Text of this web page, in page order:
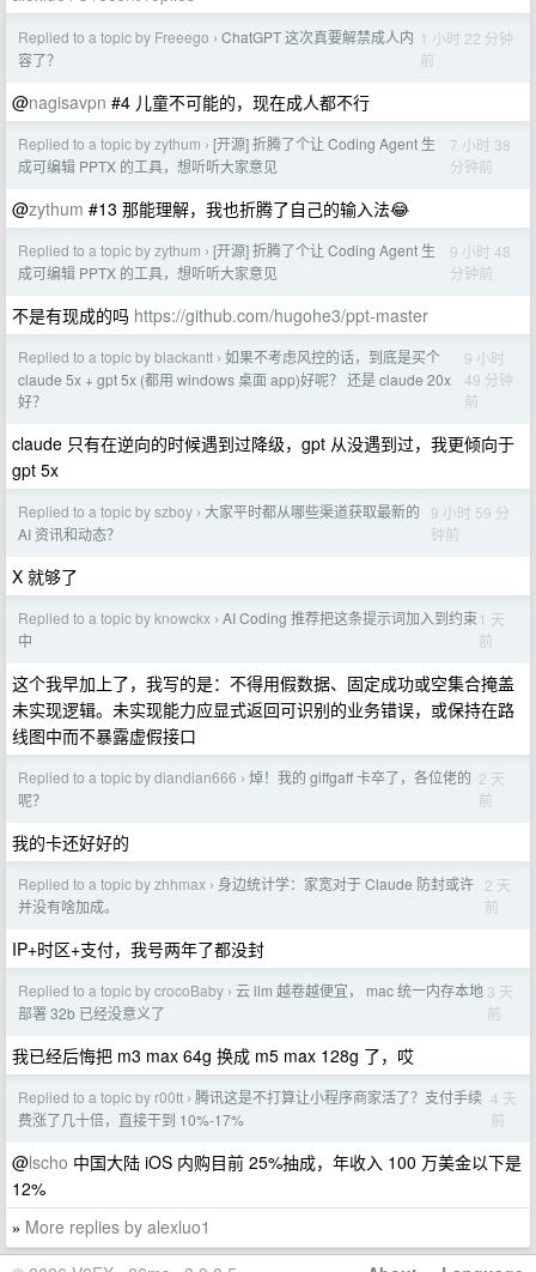
Replied to a topic by Freeego › ChatGPT 这次真要解禁成人内
容了？
1 小时 22 分钟
前
@nagisavpn #4 儿童不可能的，现在成人都不行
Replied to a topic by zythum › [开源] 折腾了个让 Coding Agent 生
成可编辑 PPTX 的工具，想听听大家意见
7 小时 38
分钟前
@zythum #13 那能理解，我也折腾了自己的输入法😂
Replied to a topic by zythum › [开源] 折腾了个让 Coding Agent 生
成可编辑 PPTX 的工具，想听听大家意见
9 小时 48
分钟前
不是有现成的吗 https://github.com/hugohe3/ppt-master
Replied to a topic by blackantt › 如果不考虑风控的话，到底是买个
claude 5x + gpt 5x (都用 windows 桌面 app)好呢？ 还是 claude 20x
好？
9 小时
49 分钟
前
claude 只有在逆向的时候遇到过降级，gpt 从没遇到过，我更倾向于
gpt 5x
Replied to a topic by szboy › 大家平时都从哪些渠道获取最新的
AI 资讯和动态？
9 小时 59 分
钟前
X 就够了
Replied to a topic by knowckx › AI Coding 推荐把这条提示词加入到约束
中
1 天
前
这个我早加上了，我写的是：不得用假数据、固定成功或空集合掩盖
未实现逻辑。未实现能力应显式返回可识别的业务错误，或保持在路
线图中而不暴露虚假接口
Replied to a topic by diandian666 › 焯！我的 giffgaff 卡卒了，各位佬的
呢？
2 天
前
我的卡还好好的
Replied to a topic by zhhmax › 身边统计学：家宽对于 Claude 防封或许
并没有啥加成。
2 天
前
IP+时区+支付，我号两年了都没封
Replied to a topic by crocoBaby › 云 llm 越卷越便宜， mac 统一内存本地
部署 32b 已经没意义了
3 天
前
我已经后悔把 m3 max 64g 换成 m5 max 128g 了，哎
Replied to a topic by r00tt › 腾讯这是不打算让小程序商家活了？支付手续
费涨了几十倍，直接干到 10%-17%
4 天
前
@lscho 中国大陆 iOS 内购目前 25%抽成，年收入 100 万美金以下是
12%
» More replies by alexluo1